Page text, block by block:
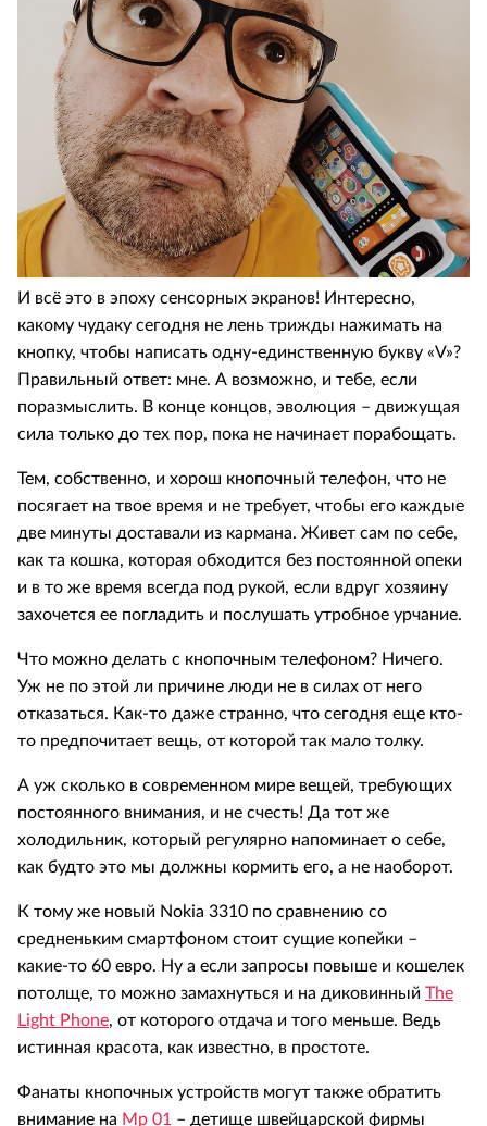
И всё это в эпоху сенсорных экранов! Интересно,
какому чудаку сегодня не лень трижды нажимать на
кнопку, чтобы написать одну-единственную букву «V»?
Правильный ответ: мне. А возможно, и тебе, если
поразмыслить. В конце концов, эволюция – движущая
сила только до тех пор, пока не начинает порабощать.
Тем, собственно, и хорош кнопочный телефон, что не
посягает на твое время и не требует, чтобы его каждые
две минуты доставали из кармана. Живет сам по себе,
как та кошка, которая обходится без постоянной опеки
и в то же время всегда под рукой, если вдруг хозяину
захочется ее погладить и послушать утробное урчание.
Что можно делать с кнопочным телефоном? Ничего.
Уж не по этой ли причине люди не в силах от него
отказаться. Как-то даже странно, что сегодня еще кто-
то предпочитает вещь, от которой так мало толку.
А уж сколько в современном мире вещей, требующих
постоянного внимания, и не счесть! Да тот же
холодильник, который регулярно напоминает о себе,
как будто это мы должны кормить его, а не наоборот.
К тому же новый Nokia 3310 по сравнению со
средненьким смартфоном стоит сущие копейки –
какие-то 60 евро. Ну а если запросы повыше и кошелек
потолще, то можно замахнуться и на диковинный The
Light Phone, от которого отдача и того меньше. Ведь
истинная красота, как известно, в простоте.
Фанаты кнопочных устройств могут также обратить
внимание на Mp 01 – детище швейцарской фирмы